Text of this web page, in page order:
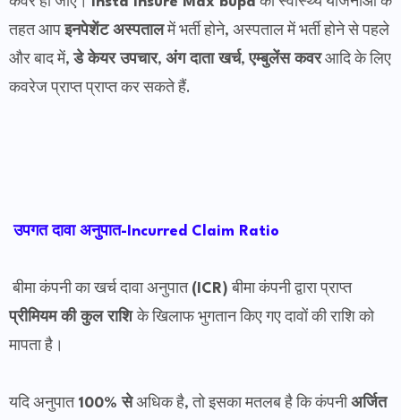
तहत आपइनपेशेंट अस्पतालमें भर्ती होने, अस्पताल में भर्ती होने से पहले
और बाद में,डे केयर उपचार, अंग दाता खर्च,एम्बुलेंस कवरआदि के लिए
कवरेज प्राप्त प्राप्त कर सकते हैं.
उपगत दावा अनुपात-Incurred Claim Ratio
बीमा कंपनी का खर्च दावा अनुपात (ICR) बीमा कंपनी द्वारा प्राप्त
प्रीमियम की कुल राशिके खिलाफ भुगतान किए गए दावों की राशि को
मापता है।
यदि अनुपात 100% सेअधिक है, तो इसका मतलब है कि कंपनीअर्जित